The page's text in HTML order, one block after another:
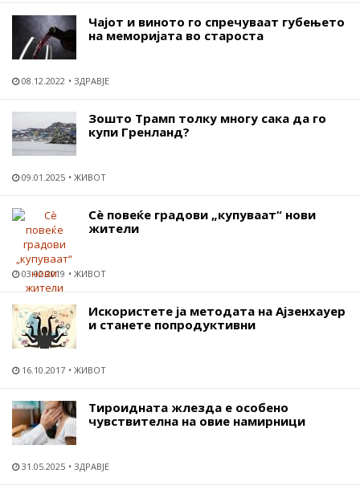
Чајот и виното го спречуваат губењето
на меморијата во староста
08.12.2022 ЗДРАВЈЕ
Зошто Трамп толку многу сака да го
купи Гренланд?
09.01.2025 ЖИВОТ
Сѐ повеќе градови „купуваат“ нови
жители
03.02.2019 ЖИВОТ
Искористете ја методата на Ајзенхауер
и станете попродуктивни
16.10.2017 ЖИВОТ
Тироидната жлезда е особено
чувствителна на овие намирници
31.05.2025 ЗДРАВЈЕ